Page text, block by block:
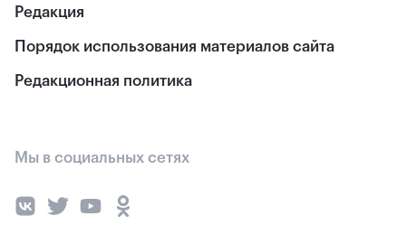
Редакция
Порядок использования материалов сайта
Редакционная политика
Мы в социальных сетях